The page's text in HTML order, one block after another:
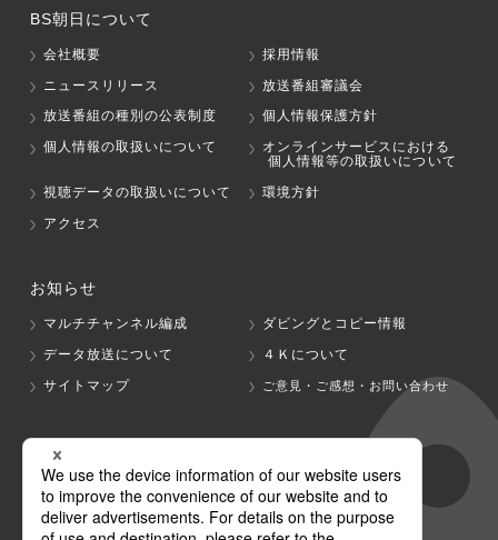
BS朝日について
会社概要
採用情報
ニュースリリース
放送番組審議会
放送番組の種別の公表制度
個人情報保護方針
個人情報の取扱いについて
オンラインサービスにおける
個人情報等の取扱いについて
視聴データの取扱いについて
環境方針
アクセス
お知らせ
マルチチャンネル編成
ダビングとコピー情報
データ放送について
４Ｋについて
サイトマップ
ご意見・ご感想・お問い合わせ
グループ会社
テレビ朝日 テレ朝チャンネル